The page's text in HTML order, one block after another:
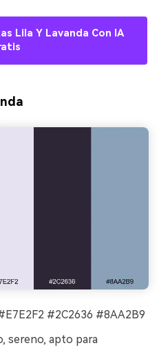
Lila Y Lavanda Con IA
#2C2636 #8AA2B9
sereno, apto para